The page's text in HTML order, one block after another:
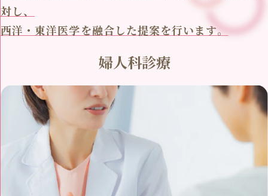
対し、
西洋・東洋医学を融合した提案を行います。
婦人科診療